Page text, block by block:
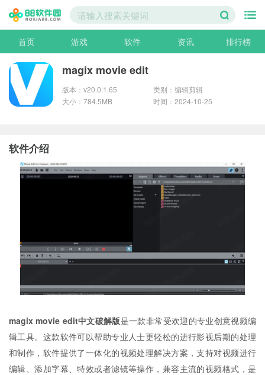
首页 游戏 软件 资讯 排行榜
magix movie edit
版本：v20.0.1.65
类别：编辑剪辑
大小：784.5MB
时间：2024-10-25
软件介绍
magix movie edit中文破解版是一款非常受欢迎的专业创意视频编
辑工具。这款软件可以帮助专业人士更轻松的进行影视后期的处理
和制作，软件提供了一体化的视频处理解决方案，支持对视频进行
编辑、添加字幕、特效或者滤镜等操作，兼容主流的视频格式，是